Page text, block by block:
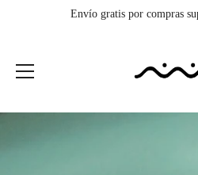
Envío gratis por compras